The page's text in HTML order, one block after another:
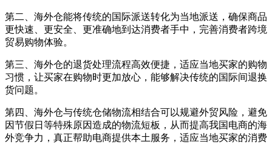
第二、海外仓能将传统的国际派送转化为当地派送，确保商品
更快速、更安全、更准确地到达消费者手中，完善消费者跨境
贸易购物体验。
第三、海外仓的退货处理流程高效便捷，适应当地买家的购物
习惯，让买家在购物时更加放心，能够解决传统的国际间退换
货问题。
第四、海外仓与传统仓储物流相结合可以规避外贸风险，避免
因节假日等特殊原因造成的物流短板，从而提高我国电商的海
外竞争力，真正帮助电商提供本土服务，适应当地买家的消费